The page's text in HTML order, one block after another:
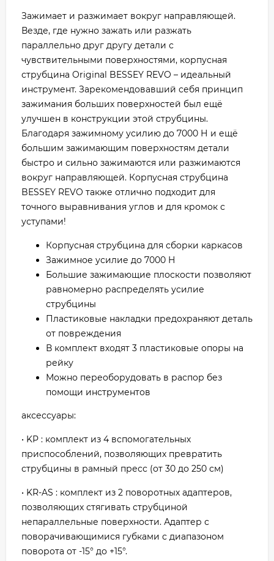
Зажимает и разжимает вокруг направляющей.
Везде, где нужно зажать или разжать
параллельно друг другу детали с
чувствительными поверхностями, корпусная
струбцина Original BESSEY REVO – идеальный
инструмент. Зарекомендовавший себя принцип
зажимания больших поверхностей был ещё
улучшен в конструкции этой струбцины.
Благодаря зажимному усилию до 7000 Н и ещё
большим зажимающим поверхностям детали
быстро и сильно зажимаются или разжимаются
вокруг направляющей. Корпусная струбцина
BESSEY REVO также отлично подходит для
точного выравнивания углов и для кромок с
уступами!
Корпусная струбцина для сборки каркасов
Зажимное усилие до 7000 Н
Большие зажимающие плоскости позволяют
равномерно распределять усилие
струбцины
Пластиковые накладки предохраняют деталь
от повреждения
В комплект входят 3 пластиковые опоры на
рейку
Можно переоборудовать в распор без
помощи инструментов
аксессуары:
• KP : комплект из 4 вспомогательных
приспособлений, позволяющих превратить
струбцины в рамный пресс (от 30 до 250 см)
• KR-AS : комплект из 2 поворотных адаптеров,
позволяющих стягивать струбциной
непараллельные поверхности. Адаптер с
поворачивающимися губками с диапазоном
поворота от -15° до +15°.